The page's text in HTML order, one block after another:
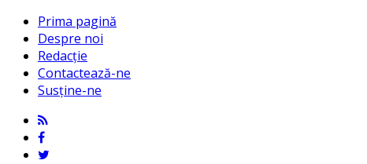
Prima pagină
Despre noi
Redacție
Contactează-ne
Susține-ne